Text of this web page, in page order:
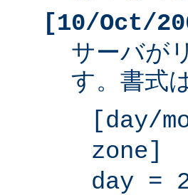
[10/Oct/
サーバが
す。書式
[day/
zone]
day =